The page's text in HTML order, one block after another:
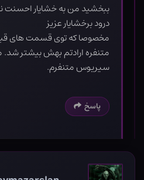
ببخشید من به خشایار احسنت
درود بر‌خشایار ‌عزیز
مخصوصا که توی قسمت های
متنفره ارادتم بهش بیشتر
سیریوس متنفرم.
پاسخ